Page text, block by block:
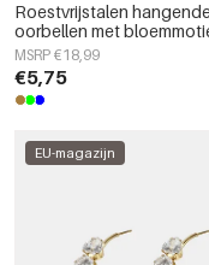
Roestvrijstalen
oorbellen met
eenvoudige, alledaagse
eenvoudige serie voor
MSRP €18,99
€5,75
EU-magazijn